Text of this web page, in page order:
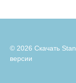
© 2026 Скачать
версии